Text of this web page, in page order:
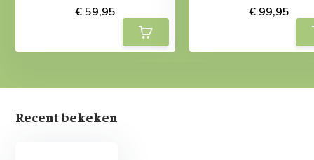
€ 59,95 € 99,95
Recent bekeken